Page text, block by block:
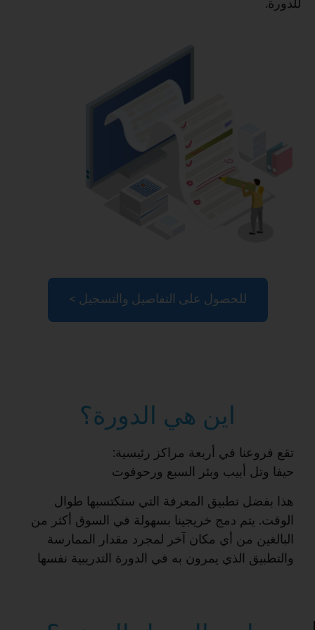
للدورة.
للحصول على التفاصيل والتسجيل >
اين هي الدورة؟
تقع فروعنا في أربعة مراكز رئيسية:
حيفا وتل أبيب وبئر السبع ورحوفوت
هذا بفضل تطبيق المعرفة التي ستكتسبها طوال
الوقت. يتم دمج خريجينا بسهولة في السوق أكثر من
البالغين من أي مكان آخر لمجرد مقدار الممارسة
والتطبيق الذي يمرون به في الدورة التدريبية نفسها